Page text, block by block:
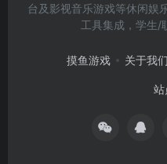
台及影视音乐游戏等休闲娱
工具集成，学生/
摸鱼游戏 关于我们
站